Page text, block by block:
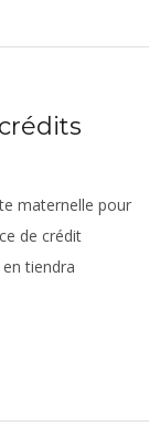
maternelle pour
de crédit
tiendra